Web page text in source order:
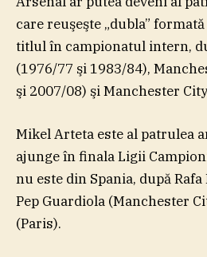
care reuşeşte „dubla”
titlul în campionatul intern,
(1976/77 şi 1983/84),
şi 2007/08) şi Manchester
Mikel Arteta este al patrulea
ajunge în finala Ligii
nu este din Spania, după
Pep Guardiola (Manchester
(Paris).